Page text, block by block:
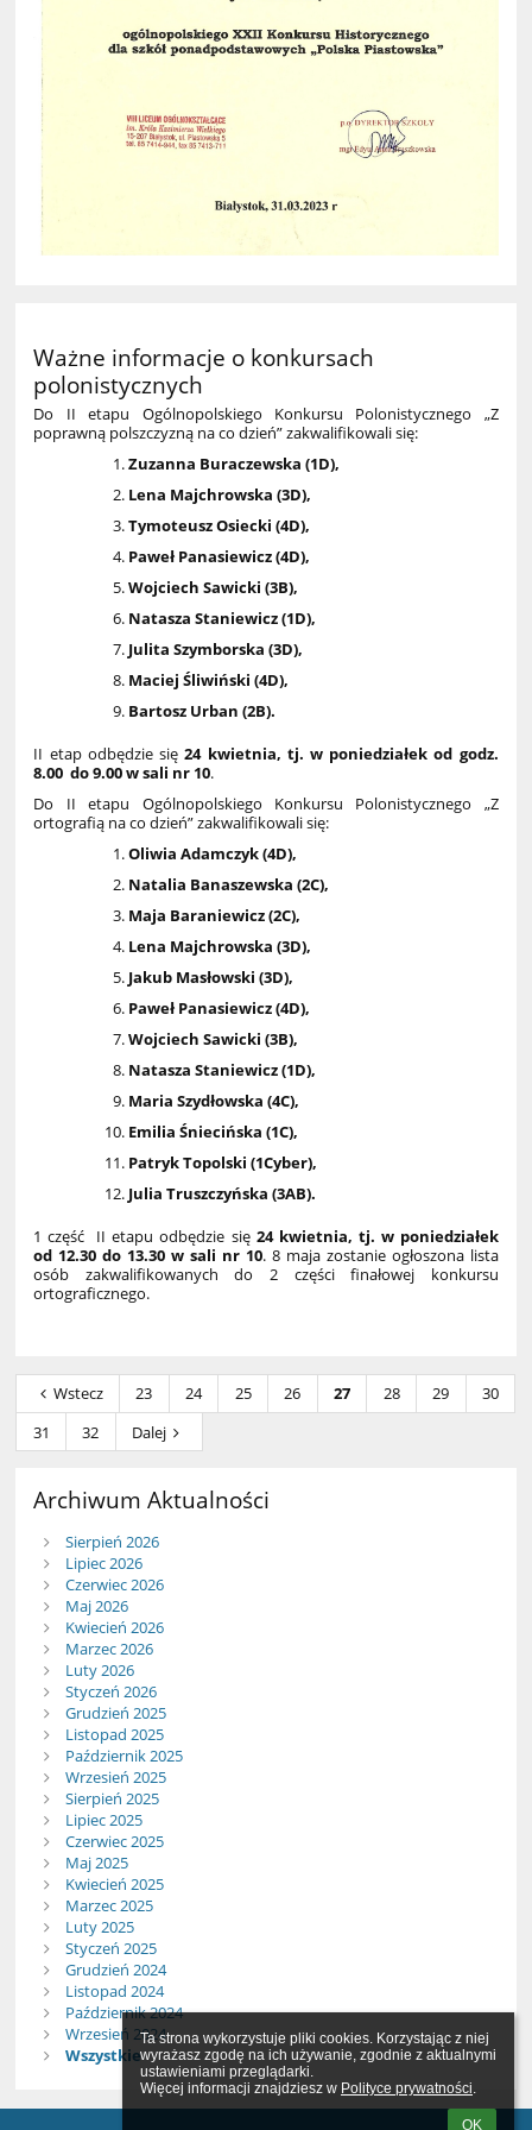
Ta strona wykorzystuje pliki cookies. Korzystając z niej
wyrażasz zgodę na ich używanie, zgodnie z aktualnymi
ustawieniami przeglądarki.
Więcej informacji znajdziesz w Polityce prywatności.
OK
Ważne informacje o konkursach
polonistycznych
Do II etapu Ogólnopolskiego Konkursu Polonistycznego „Z
poprawną polszczyzną na co dzień” zakwalifikowali się:
Zuzanna Buraczewska (1D),
Lena Majchrowska (3D),
Tymoteusz Osiecki (4D),
Paweł Panasiewicz (4D),
Wojciech Sawicki (3B),
Natasza Staniewicz (1D),
Julita Szymborska (3D),
Maciej Śliwiński (4D),
Bartosz Urban (2B).
II etap odbędzie się24 kwietnia, tj. w poniedziałek od godz.
8.00 do 9.00 w sali nr 10.
Do II etapu Ogólnopolskiego Konkursu Polonistycznego „Z
ortografią na co dzień” zakwalifikowali się:
Oliwia Adamczyk (4D),
Natalia Banaszewska (2C),
Maja Baraniewicz (2C),
Lena Majchrowska (3D),
Jakub Masłowski (3D),
Paweł Panasiewicz (4D),
Wojciech Sawicki (3B),
Natasza Staniewicz (1D),
Maria Szydłowska (4C),
Emilia Śniecińska (1C),
Patryk Topolski (1Cyber),
Julia Truszczyńska (3AB).
1 część II etapu odbędzie się 24 kwietnia, tj. w poniedziałek
od 12.30 do 13.30 w sali nr 10. 8 maja zostanie ogłoszona lista
osób zakwalifikowanych do 2 części finałowej konkursu
ortograficznego.
Wstecz 23 24 25 26 27 28 29
30
31
32 Dalej
Archiwum Aktualności
Sierpień 2026
Lipiec 2026
Czerwiec 2026
Maj 2026
Kwiecień 2026
Marzec 2026
Luty 2026
Styczeń 2026
Grudzień 2025
Listopad 2025
Październik 2025
Wrzesień 2025
Sierpień 2025
Lipiec 2025
Czerwiec 2025
Maj 2025
Kwiecień 2025
Marzec 2025
Luty 2025
Styczeń 2025
Grudzień 2024
Listopad 2024
Październik 2024
Wrzesień 2024
Wszystkie